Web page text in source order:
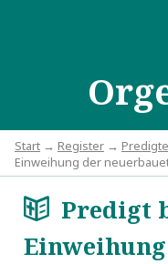
Start → Register →
Einweihung der
aPredigt